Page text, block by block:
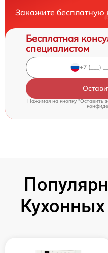
Закажите бесплатную
Бесплатная
специалистом
Нажимая на кнопку "Оставить